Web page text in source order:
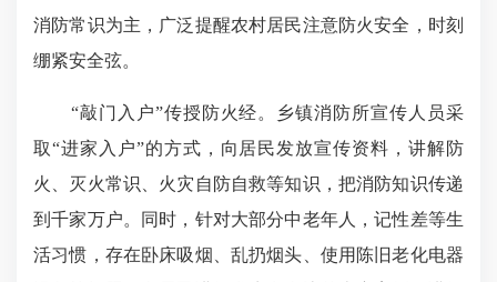
消防常识为主，广泛提醒农村居民注意防火安全，时刻
绷紧安全弦。
“敲门入户”传授防火经。乡镇消防所宣传人员采
取“进家入户”的方式，向居民发放宣传资料，讲解防
火、灭火常识、火灾自防自救等知识，把消防知识传递
到千家万户。同时，针对大部分中老年人，记性差等生
活习惯，存在卧床吸烟、乱扔烟头、使用陈旧老化电器